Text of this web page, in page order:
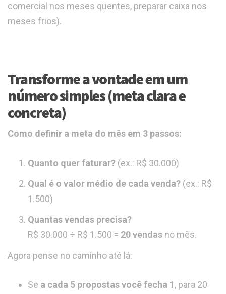
comercial nos meses quentes, preparar caixa nos
meses frios).
Transforme a vontade em um
número simples (meta clara e
concreta)
Como definir a meta do mês em 3 passos:
Quanto quer faturar? (ex.: R$ 30.000)
Qual é o valor médio de cada venda? (ex.: R$
1.500)
Quantas vendas precisa?
R$ 30.000 ÷ R$ 1.500 = 20 vendas no mês.
Agora pense no caminho até lá:
Se a cada 5 propostas você fecha 1, para 20